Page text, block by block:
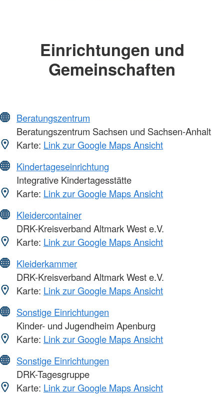
Einrichtungen und
Gemeinschaften
Beratungszentrum
Beratungszentrum Sachsen und Sachsen-Anhalt
Karte: Link zur Google Maps Ansicht
Kindertageseinrichtung
Integrative Kindertagesstätte
Karte: Link zur Google Maps Ansicht
Kleidercontainer
DRK-Kreisverband Altmark West e.V.
Karte: Link zur Google Maps Ansicht
Kleiderkammer
DRK-Kreisverband Altmark West e.V.
Karte: Link zur Google Maps Ansicht
Sonstige Einrichtungen
Kinder- und Jugendheim Apenburg
Karte: Link zur Google Maps Ansicht
Sonstige Einrichtungen
DRK-Tagesgruppe
Karte: Link zur Google Maps Ansicht